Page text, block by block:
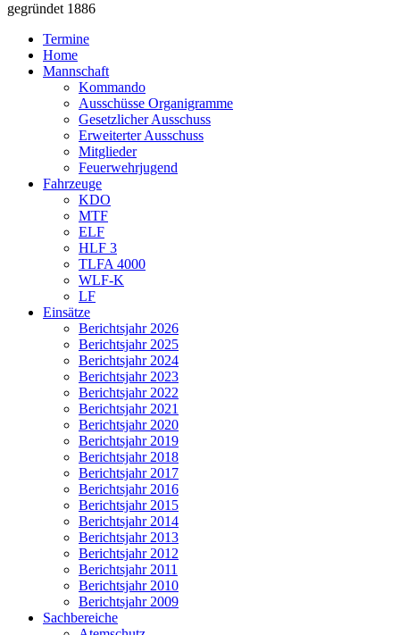
gegründet 1886
Termine
Home
Mannschaft
Kommando
Ausschüsse Organigramme
Gesetzlicher Ausschuss
Erweiterter Ausschuss
Mitglieder
Feuerwehrjugend
Fahrzeuge
KDO
MTF
ELF
HLF 3
TLFA 4000
WLF-K
LF
Einsätze
Berichtsjahr 2026
Berichtsjahr 2025
Berichtsjahr 2024
Berichtsjahr 2023
Berichtsjahr 2022
Berichtsjahr 2021
Berichtsjahr 2020
Berichtsjahr 2019
Berichtsjahr 2018
Berichtsjahr 2017
Berichtsjahr 2016
Berichtsjahr 2015
Berichtsjahr 2014
Berichtsjahr 2013
Berichtsjahr 2012
Berichtsjahr 2011
Berichtsjahr 2010
Berichtsjahr 2009
Sachbereiche